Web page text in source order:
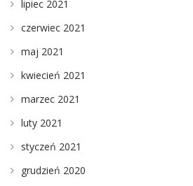
lipiec 2021
czerwiec 2021
maj 2021
kwiecień 2021
marzec 2021
luty 2021
styczeń 2021
grudzień 2020